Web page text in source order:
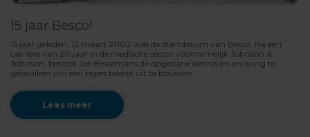
15 jaar Besco!
15 jaar geleden, 12 maart 2002 was de startdatum van Besco. Na een
carrière van 20 jaar in de medische sector voornamelijk Johnson &
Johnson, besloot Jos Bessemans de opgedane kennis en ervaring te
gebruiken om een eigen bedrijf uit te bouwen.
Lees meer